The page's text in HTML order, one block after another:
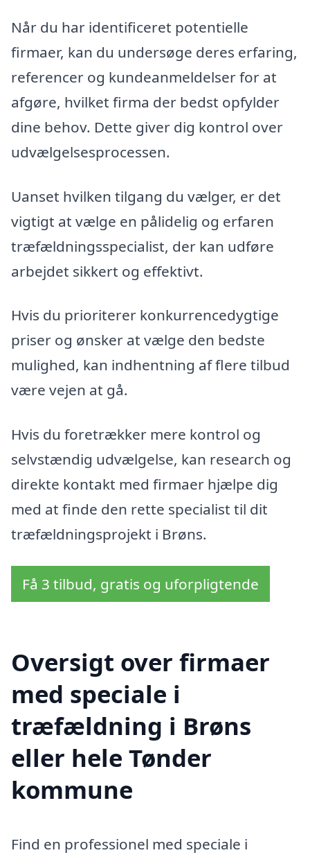
Når du har identificeret potentielle
firmaer, kan du undersøge deres erfaring,
referencer og kundeanmeldelser for at
afgøre, hvilket firma der bedst opfylder
dine behov. Dette giver dig kontrol over
udvælgelsesprocessen.
Uanset hvilken tilgang du vælger, er det
vigtigt at vælge en pålidelig og erfaren
træfældningsspecialist, der kan udføre
arbejdet sikkert og effektivt.
Hvis du prioriterer konkurrencedygtige
priser og ønsker at vælge den bedste
mulighed, kan indhentning af flere tilbud
være vejen at gå.
Hvis du foretrækker mere kontrol og
selvstændig udvælgelse, kan research og
direkte kontakt med firmaer hjælpe dig
med at finde den rette specialist til dit
træfældningsprojekt i Brøns.
Få 3 tilbud, gratis og uforpligtende
Oversigt over firmaer
med speciale i
træfældning i Brøns
eller hele Tønder
kommune
Find en professionel med speciale i